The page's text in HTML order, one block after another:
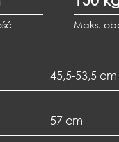
Maks.
45,5-53,5 cm
57 cm